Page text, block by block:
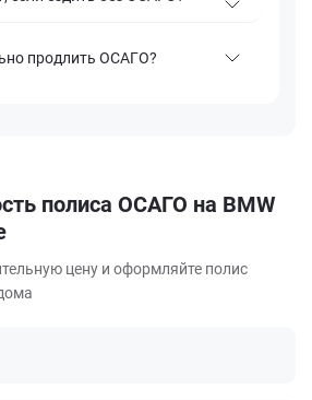
продлить ОСАГО?
полиса ОСАГО на BMW
цену и оформляйте полис